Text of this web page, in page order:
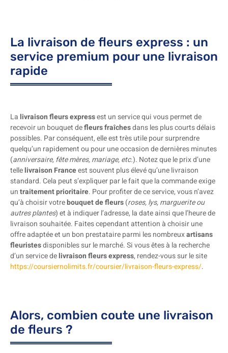
La livraison de fleurs express : un
service premium pour une livraison
rapide
La livraison fleurs expressest un service qui vous permet de
recevoir un bouquet defleurs fraîchesdans les plus courts délais
possibles. Par conséquent, elle est très utile pour surprendre
quelqu’un rapidement ou pour une occasion de dernières minutes
(anniversaire, fête mères, mariage, etc.). Notez que le prix d’une
tellelivraison Franceest souvent plus élevé qu’une livraison
standard. Cela peut s’expliquer par le fait que la commande exige
untraitement prioritaire. Pour profiter de ce service, vous n’avez
qu’à choisir votrebouquet de fleurs(roses, lys, marguerite ou
autres plantes) et à indiquer l’adresse, la date ainsi que l’heure de
livraison souhaitée. Faites cependant attention à choisir une
offre adaptée et un bon prestataire parmi les nombreuxartisans
fleuristesdisponibles sur le marché. Si vous êtes à la recherche
d’un service delivraison fleurs express, rendez-vous sur le site
https://coursiernolimits.fr/coursier/livraison-fleurs-express/.
Alors, combien coute une livraison
de fleurs ?